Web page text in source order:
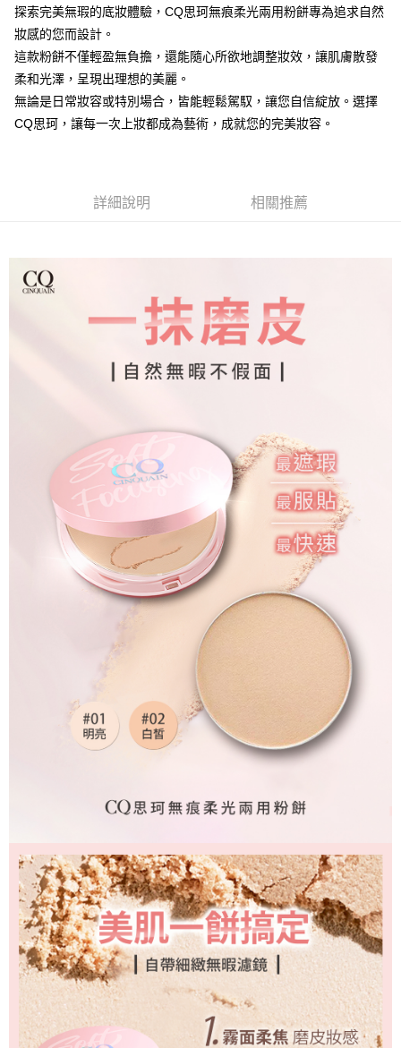
全家取貨付款
每筆NT$85，滿NT$599(含以上)免運費
付款後全家取貨
每筆NT$85，滿NT$599(含以上)免運費
每筆NT$85，滿NT$799(含以上)免運費
宅配
每筆NT$85，滿NT$599(含以上)免運費
探索完美無瑕的底妝體驗，CQ思珂無痕柔光兩用粉餅專為追求自然
妝感的您而設計。
這款粉餅不僅輕盈無負擔，還能隨心所欲地調整妝效，讓肌膚散發
柔和光澤，呈現出理想的美麗。
無論是日常妝容或特別場合，皆能輕鬆駕馭，讓您自信綻放。選擇
CQ思珂，讓每一次上妝都成為藝術，成就您的完美妝容。
詳細說明 相關推薦